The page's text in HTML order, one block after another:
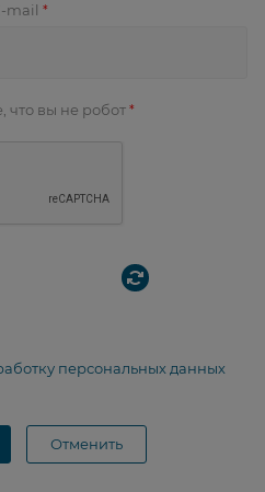
mail *
что вы не робот *
персональных данных
Отменить